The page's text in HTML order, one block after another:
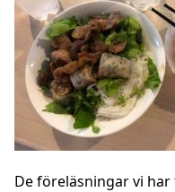
De föreläsningar vi har